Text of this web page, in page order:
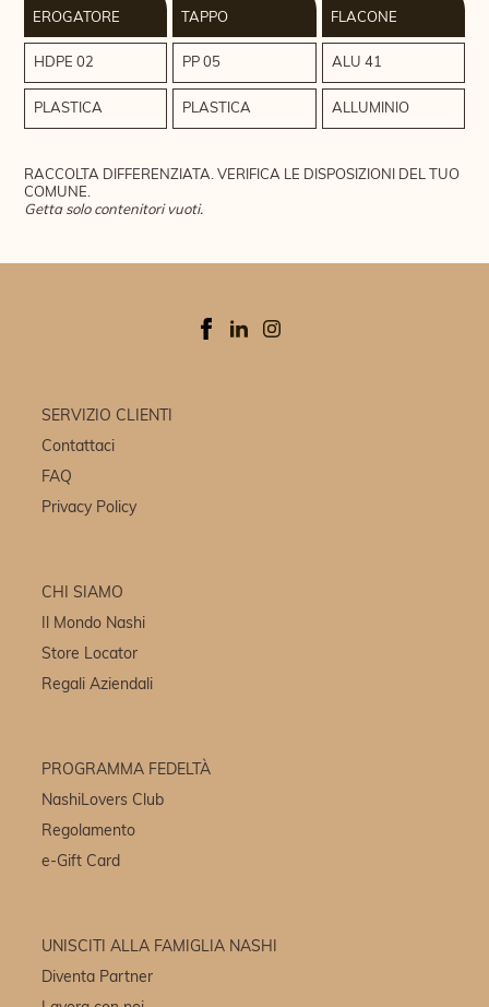
EROGATORE
HDPE 02
PLASTICA
TAPPO
PP 05
PLASTICA
FLACONE
ALU 41
ALLUMINIO
RACCOLTA DIFFERENZIATA. VERIFICA LE DISPOSIZIONI DEL TUO
COMUNE.
Getta solo contenitori vuoti.
SERVIZIO CLIENTI
Contattaci
FAQ
Privacy Policy
CHI SIAMO
Il Mondo Nashi
Store Locator
Regali Aziendali
PROGRAMMA FEDELTÀ
NashiLovers Club
Regolamento
e-Gift Card
UNISCITI ALLA FAMIGLIA NASHI
Diventa Partner